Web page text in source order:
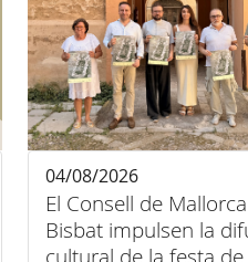
El Consell de
Bisbat impulsen la
04/08/2026